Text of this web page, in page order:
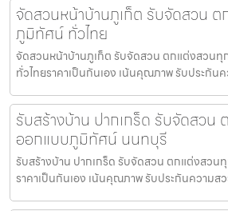
จัดสวนหน้าบ้านภูเก็ต รับจัดสวน
ภูมิทัศน์ ทั่วไทย
จัดสวนหน้าบ้านภูเก็ต รับจัดสวน ตกแต่งสวน
ทั่วไทยราคาเป็นกันเอง เน้นคุณภาพ รับประกัน
รับสร้างบ้าน ปากเกร็ด รับจัดสวน
ออกแบบภูมิทัศน์ นนทบุรี
รับสร้างบ้าน ปากเกร็ด รับจัดสวน ตกแต่งสว
ราคาเป็นกันเอง เน้นคุณภาพ รับประกันความส